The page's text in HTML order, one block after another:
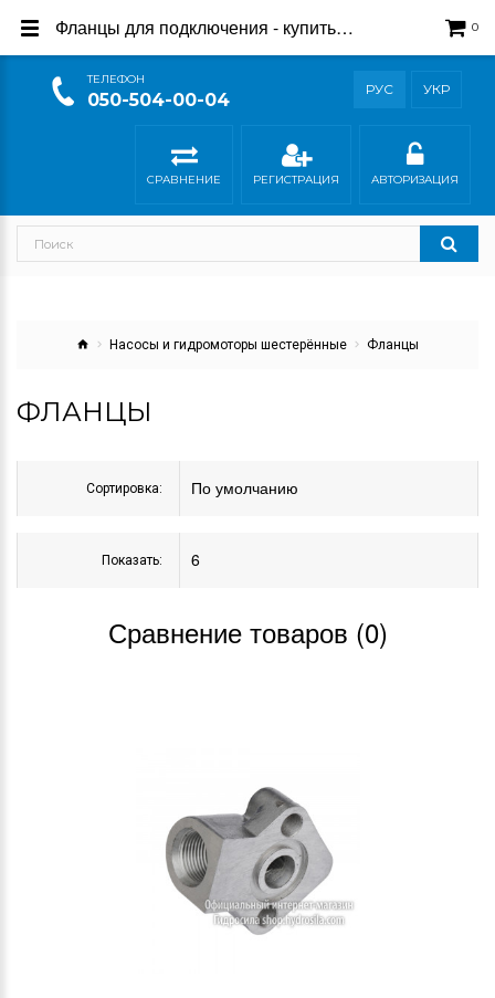
ТEЛЕФОН
050-504-00-04
РУС УКР
0
СРАВНЕНИЕ РЕГИСТРАЦИЯ АВТОРИЗАЦИЯ
Насосы и гидромоторы шестерённые Фланцы
ФЛАНЦЫ
Сортировка:
Показать:
Сравнение товаров (0)
Фланцы для подключения - купить с доставкой в магазине Гидросила